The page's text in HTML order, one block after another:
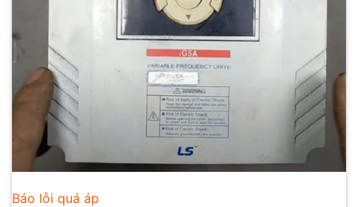
Báo lỗi quá áp